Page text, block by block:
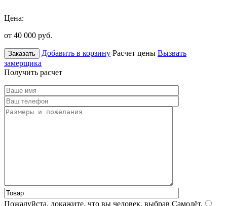
Цена:
от 40 000 руб.
Заказать Добавить в корзину Расчет цены Вызвать
замерщика
Получить расчет
Пожалуйста, докажите, что вы человек, выбрав Самолёт.